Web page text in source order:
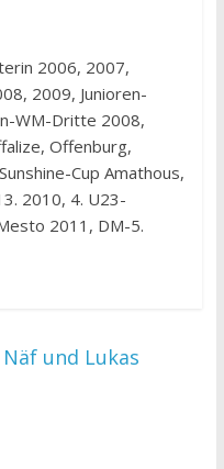
2006, 2007,
2009, Junioren-
WM-Dritte 2008,
Offenburg,
Cup Amathous,
2010, 4. U23-
2011, DM-5.
und Lukas